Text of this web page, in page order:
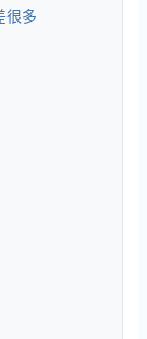
很多